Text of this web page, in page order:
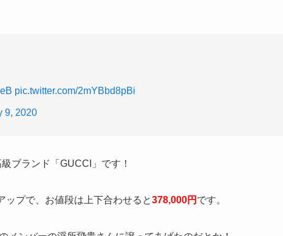
pic.twitter.com/2mYBbd8pBi
9, 2020
ブランド 「GUCCI」 です！
ップで、お値段は上下合わせると378,000円 です。